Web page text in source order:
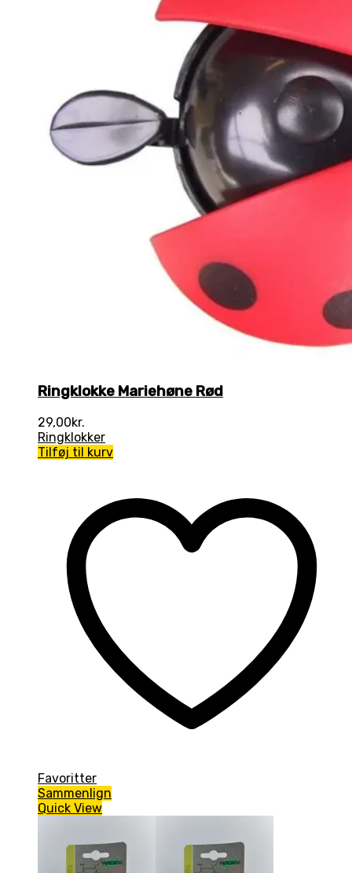
Ringklokke Mariehøne Rød
29,00kr.
Ringklokker
Tilføj til kurv
Favoritter
Sammenlign
Quick View